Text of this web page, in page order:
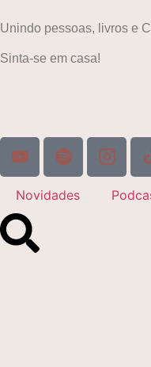
Unindo pessoas, livros e
Sinta-se em casa!
Novidades